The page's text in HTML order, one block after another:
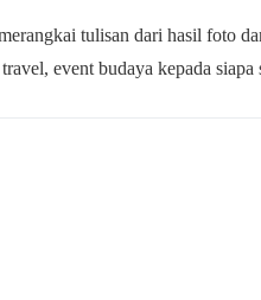
tulisan dari hasil foto
event budaya kepada siapa